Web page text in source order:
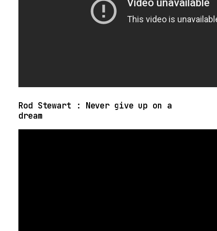
Rod Stewart : Never give up on a
dream